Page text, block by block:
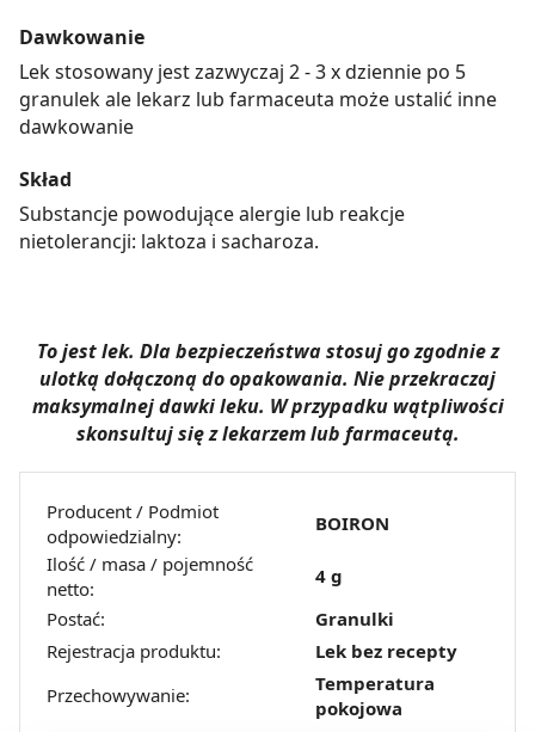
Dawkowanie
Lek stosowany jest zazwyczaj 2 - 3 x dziennie po 5
granulek ale lekarz lub farmaceuta może ustalić inne
dawkowanie
Skład
Substancje powodujące alergie lub reakcje
nietolerancji: laktoza i sacharoza.
To jest lek. Dla bezpieczeństwa stosuj go zgodnie z
ulotką dołączoną do opakowania. Nie przekraczaj
maksymalnej dawki leku. W przypadku wątpliwości
skonsultuj się z lekarzem lub farmaceutą.
Producent / Podmiot
odpowiedzialny:
BOIRON
Ilość / masa / pojemność
netto:
4 g
Postać:
Granulki
Rejestracja produktu:
Lek bez recepty
Przechowywanie:
Temperatura
pokojowa